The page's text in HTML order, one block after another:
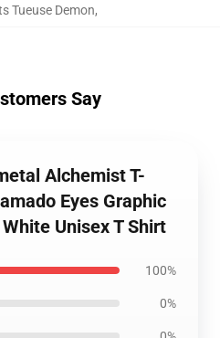
Tueuse Demon,
Say
Alchemist T-
Eyes Graphic
Unisex T Shirt
100%
0%